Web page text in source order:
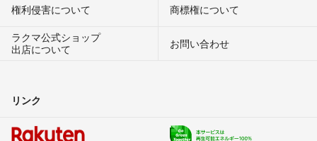
権利侵害について
商標権について
ラクマ公式ショップ
出店について
お問い合わせ
リンク